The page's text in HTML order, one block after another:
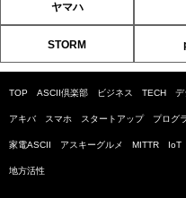
ヤマハ
STORM
TOP ASCII倶楽部 ビジネス TECH デ
アキバ スマホ スタートアップ プログ
家電ASCII アスキーグルメ MITTR IoT
地方活性